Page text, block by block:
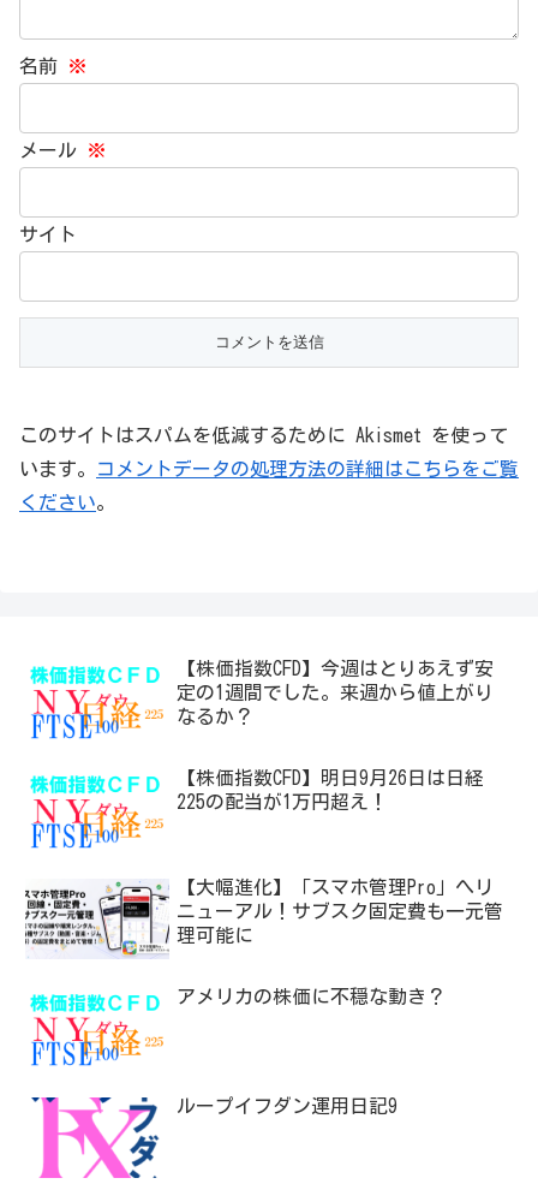
名前 ※
メール ※
サイト
このサイトはスパムを低減するために Akismet を使って
います。
コメントデータの処理方法の詳細はこちらをご覧
ください。
【株価指数CFD】今週はとりあえず安
定の1週間でした。来週から値上がり
なるか？
【株価指数CFD】明日9月26日は日経
225の配当が1万円超え！
【大幅進化】「スマホ管理Pro」へリ
ニューアル！サブスク固定費も一元管
理可能に
アメリカの株価に不穏な動き？
ループイフダン運用日記9